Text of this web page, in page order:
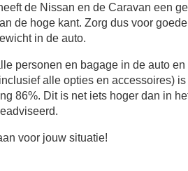
de Nissan en de Caravan een
de hoge kant. Zorg dus voor
in de auto.
personen en bagage in de auto
alle opties en accessoires) is
86%. Dit is net iets hoger dan in
voor jouw situatie!